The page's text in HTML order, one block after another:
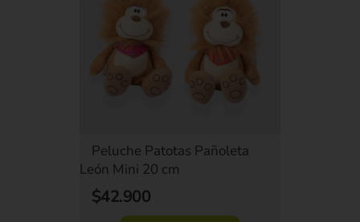
Peluche Patotas Pañoleta
León Mini 20 cm
$42.900